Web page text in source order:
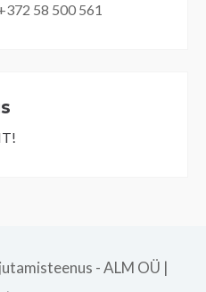
58 500 561
- ALM OÜ |